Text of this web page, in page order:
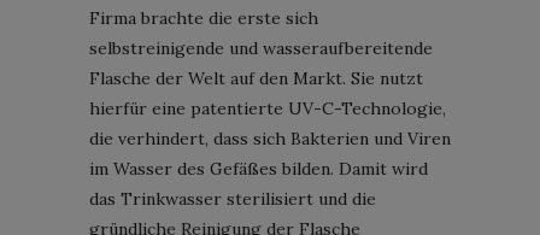
Firma brachte die erste sich
selbstreinigende und wasseraufbereitende
Flasche der Welt auf den Markt. Sie nutzt
hierfür eine patentierte UV-C-Technologie,
die verhindert, dass sich Bakterien und Viren
im Wasser des Gefäßes bilden. Damit wird
das Trinkwasser sterilisiert und die
gründliche Reinigung der Flasche